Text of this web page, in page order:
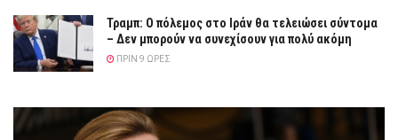
Τραμπ: Ο πόλεμος στο Ιράν θα τελειώσει σύντομα
– Δεν μπορούν να συνεχίσουν για πολύ ακόμη
ΠΡΙΝ 9 ΏΡΕΣ